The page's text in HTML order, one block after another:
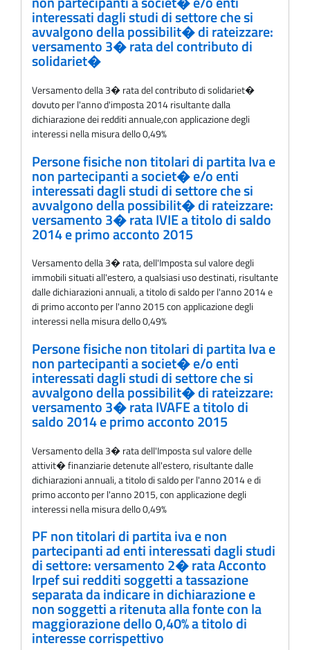
interessati dagli studi di settore che si
avvalgono della possibilit� di rateizzare:
versamento 3� rata del contributo di
solidariet�
Versamento della 3� rata del contributo di solidariet�
dovuto per l'anno d'imposta 2014 risultante dalla
dichiarazione dei redditi annuale,con applicazione degli
interessi nella misura dello 0,49%
Persone fisiche non titolari di partita Iva e
non partecipanti a societ� e/o enti
interessati dagli studi di settore che si
avvalgono della possibilit� di rateizzare:
versamento 3� rata IVIE a titolo di saldo
2014 e primo acconto 2015
Versamento della 3� rata, dell'Imposta sul valore degli
immobili situati all'estero, a qualsiasi uso destinati, risultante
dalle dichiarazioni annuali, a titolo di saldo per l'anno 2014 e
di primo acconto per l'anno 2015 con applicazione degli
interessi nella misura dello 0,49%
Persone fisiche non titolari di partita Iva e
non partecipanti a societ� e/o enti
interessati dagli studi di settore che si
avvalgono della possibilit� di rateizzare:
versamento 3� rata IVAFE a titolo di
saldo 2014 e primo acconto 2015
Versamento della 3� rata dell'Imposta sul valore delle
attivit� finanziarie detenute all'estero, risultante dalle
dichiarazioni annuali, a titolo di saldo per l'anno 2014 e di
primo acconto per l'anno 2015, con applicazione degli
interessi nella misura dello 0,49%
PF non titolari di partita iva e non
partecipanti ad enti interessati dagli studi
di settore: versamento 2� rata Acconto
Irpef sui redditi soggetti a tassazione
separata da indicare in dichiarazione e
non soggetti a ritenuta alla fonte con la
maggiorazione dello 0,40% a titolo di
interesse corrispettivo